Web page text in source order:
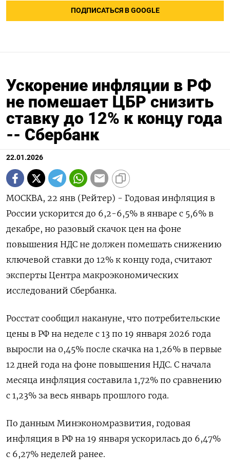
ПОДПИСАТЬСЯ В GOOGLE
Ускорение инфляции в РФ
не помешает ЦБР снизить
ставку до 12% к концу года
-- Сбербанк
22.01.2026
МОСКВА, 22 янв (Рейтер) - Годовая инфляция в
России ускорится до 6,2-6,5% в январе с 5,6% в
декабре, но разовый скачок цен на фоне
повышения НДС не должен помешать снижению
ключевой ставки до 12% к концу года, ⁠считают
эксперты Центра макроэкономических
исследований Сбербанка.
Росстат сообщил накануне, что потребительские
цены в РФ на неделе с 13 по 19 января 2026 года
выросли на 0,45% после скачка на 1,26% в первые
12 дней года на фоне ⁠повышения НДС. С начала
месяца инфляция составила ​1,72% по сравнению
с 1,23% за ⁠весь январь прошлого года.
По данным Минэкономразвития, годовая
инфляция в РФ на 19 января ускорилась до 6,47%
с 6,27% неделей ранее.